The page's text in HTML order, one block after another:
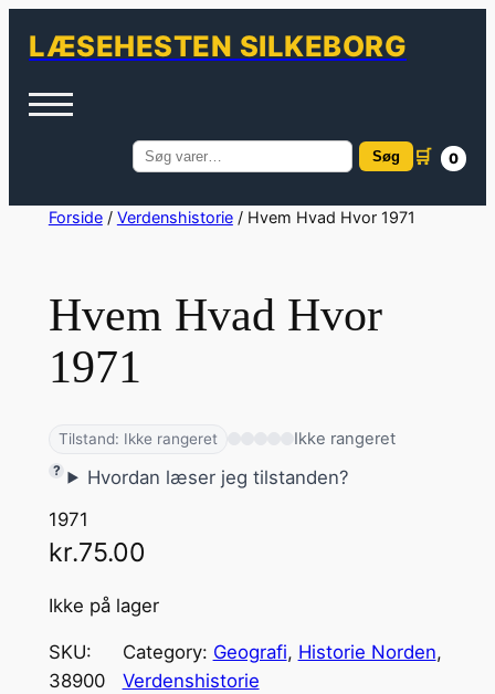
LÆSEHESTEN SILKEBORG
Søg
Søg 🛒 0
SpringForside/ Verdenshistorie/ Hvem Hvad Hvor 1971
Hvem Hvad Hvor
1971
Tilstand: Ikke rangeret Ikke rangeret
Hvordan læser jeg tilstanden?
1971
kr.75.00
Ikke på lager
SKU:
38900
Category: Geografi, Historie Norden
Verdenshistorie